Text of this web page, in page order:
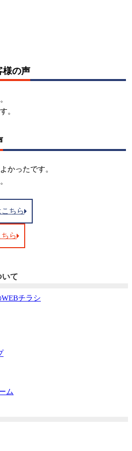
様の声
。
かったです。
こちら
ちら
て
ム